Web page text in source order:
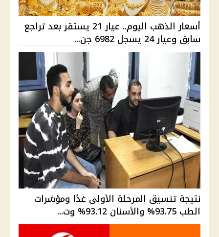
أسعار الذهب اليوم.. عيار 21 يستقر بعد تراجع
سابق وعيار 24 يسجل 6982 جن...
نتيجة تنسيق المرحلة الأولى غدًا ومؤشرات
الطب 93.75% والأسنان 93.12% وت...